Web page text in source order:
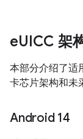
eUICC 架
本部分介绍了适
卡芯片架构和未
Android 14